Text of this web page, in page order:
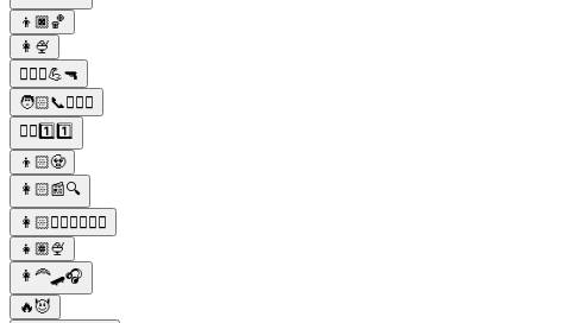
👦🏿🏀
👩🍨
👮🏼‍♂️💪🔫
🧑🏻📞👩‍❤️‍👨
🦸‍♀️1️⃣1️⃣
👦🏻🧟
👩🏻📰🔍
👩🏻👩‍❤️‍👨👮🏼‍♂️
👧🏽🍨
👩‍🦰🛹🎧
🔥😈